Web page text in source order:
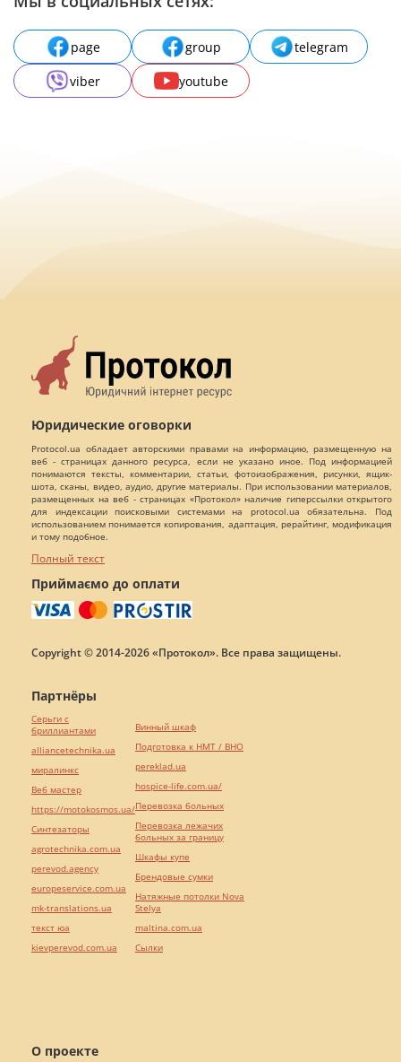
page group
telegram
viber
youtube
Юридические оговорки
Protocol.ua обладает авторскими правами на информацию, размещенную на
веб - страницах данного ресурса, если не указано иное. Под информацией
понимаются тексты, комментарии, статьи, фотоизображения, рисунки, ящик-
шота, сканы, видео, аудио, другие материалы. При использовании материалов,
размещенных на веб - страницах «Протокол» наличие гиперссылки открытого
для индексации поисковыми системами на protocol.ua обязательна. Под
использованием понимается копирования, адаптация, рерайтинг, модификация
и тому подобное.
Полный текст
Приймаємо до оплати
Copyright © 2014-2026 «Протокол». Все права защищены.
О проекте
Партнёры
Серьги с
бриллиантами
alliancetechnika.ua
миралинкс
Веб мастер
https://motokosmos.ua/
Синтезаторы
agrotechnika.com.ua
perevod.agency
europeservice.com.ua
mk-translations.ua
текст юа
kievperevod.com.ua
Винный шкаф
Подготовка к НМТ / ВНО
pereklad.ua
hospice-life.com.ua/
Перевозка больных
Перевозка лежачих
больных за границу
Шкафы купе
Брендовые сумки
Натяжные потолки Nova
Stelya
maltina.com.ua
Cылки